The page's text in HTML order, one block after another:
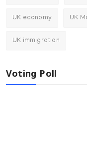
UK economy UK
UK immigration
Voting Poll